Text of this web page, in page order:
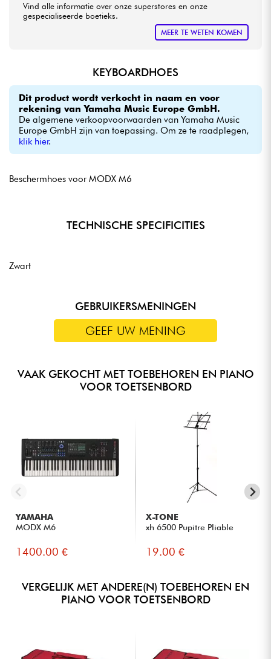
Vind alle informatie over onze superstores en onze
gespecialiseerde boetieks.
MEER TE WETEN KOMEN
KEYBOARDHOES
Dit product wordt verkocht in naam en voor
rekening van Yamaha Music Europe GmbH.
De algemene verkoopvoorwaarden van Yamaha Music
Europe GmbH zijn van toepassing. Om ze te raadplegen,
klik hier.
Beschermhoes voor MODX M6
TECHNISCHE SPECIFICITIES
Zwart
GEBRUIKERSMENINGEN
GEEF UW MENING
VAAK GEKOCHT MET TOEBEHOREN EN PIANO
VOOR TOETSENBORD
YAMAHA
MODX M6
1400.00 €
X-TONE
xh 6500 Pupitre Pliable
19.00 €
VERGELIJK MET ANDERE(N) TOEBEHOREN EN
PIANO VOOR TOETSENBORD